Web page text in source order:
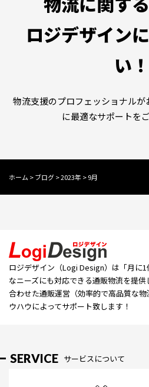
ロジデザイン
い！
物流支援のプロフェッショナル
に最適なサポートを
ホーム >ブログ>2023年 >9月
ロジデザイン（Logi Design）は「⽉に
なニーズにも対応できる通販物流を提
合わせた通販運営（効率的で高品質な
ウハウによってサポート致します！
SERVICE サービスについて